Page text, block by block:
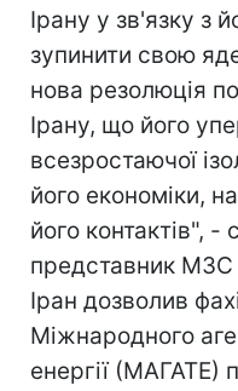
Ірану у зв'язку з
зупинити свою
нова резолюція
Ірану, що його
всезростаючої
його економіки,
його контактів", -
представник МЗС
Іран дозволив
Міжнародного
енергії (МАГАТЕ)